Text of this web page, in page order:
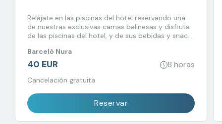
Relájate en las piscinas del hotel reservando una
de nuestras exclusivas camas balinesas y disfruta
de las piscinas del hotel, y de sus bebidas y snacks
Barceló Nura
40 EUR 8 horas
Cancelación gratuita
Reservar